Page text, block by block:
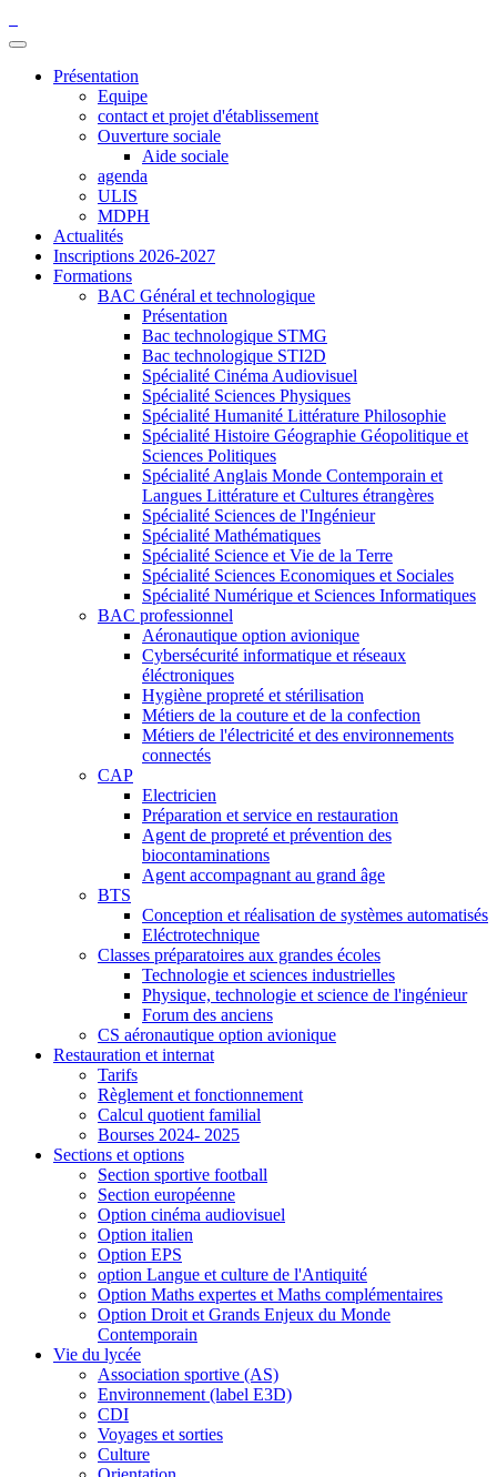
Présentation
Equipe
contact et projet d'établissement
Ouverture sociale
Aide sociale
agenda
ULIS
MDPH
Actualités
Inscriptions 2026-2027
Formations
BAC Général et technologique
Présentation
Bac technologique STMG
Bac technologique STI2D
Spécialité Cinéma Audiovisuel
Spécialité Sciences Physiques
Spécialité Humanité Littérature Philosophie
Spécialité Histoire Géographie Géopolitique et
Sciences Politiques
Spécialité Anglais Monde Contemporain et
Langues Littérature et Cultures étrangères
Spécialité Sciences de l'Ingénieur
Spécialité Mathématiques
Spécialité Science et Vie de la Terre
Spécialité Sciences Economiques et Sociales
Spécialité Numérique et Sciences Informatiques
BAC professionnel
Aéronautique option avionique
Cybersécurité informatique et réseaux
éléctroniques
Hygiène propreté et stérilisation
Métiers de la couture et de la confection
Métiers de l'électricité et des environnements
connectés
CAP
Electricien
Préparation et service en restauration
Agent de propreté et prévention des
biocontaminations
Agent accompagnant au grand âge
BTS
Conception et réalisation de systèmes automatisés
Eléctrotechnique
Classes préparatoires aux grandes écoles
Technologie et sciences industrielles
Physique, technologie et science de l'ingénieur
Forum des anciens
CS aéronautique option avionique
Restauration et internat
Tarifs
Règlement et fonctionnement
Calcul quotient familial
Bourses 2024- 2025
Sections et options
Section sportive football
Section européenne
Option cinéma audiovisuel
Option italien
Option EPS
option Langue et culture de l'Antiquité
Option Maths expertes et Maths complémentaires
Option Droit et Grands Enjeux du Monde
Contemporain
Vie du lycée
Association sportive (AS)
Environnement (label E3D)
CDI
Voyages et sorties
Culture